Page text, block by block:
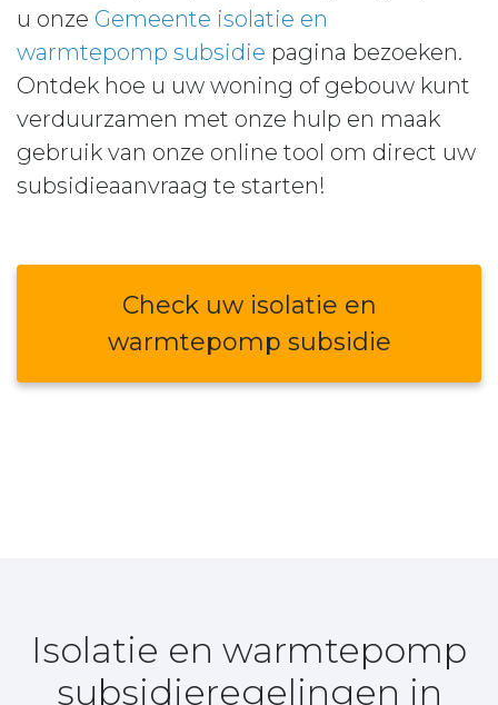
u onze Gemeente isolatie en
warmtepomp subsidie pagina bezoeken.
Ontdek hoe u uw woning of gebouw kunt
verduurzamen met onze hulp en maak
gebruik van onze online tool om direct uw
subsidieaanvraag te starten!
Check uw isolatie en
warmtepomp subsidie
Isolatie en warmtepomp
subsidieregelingen in